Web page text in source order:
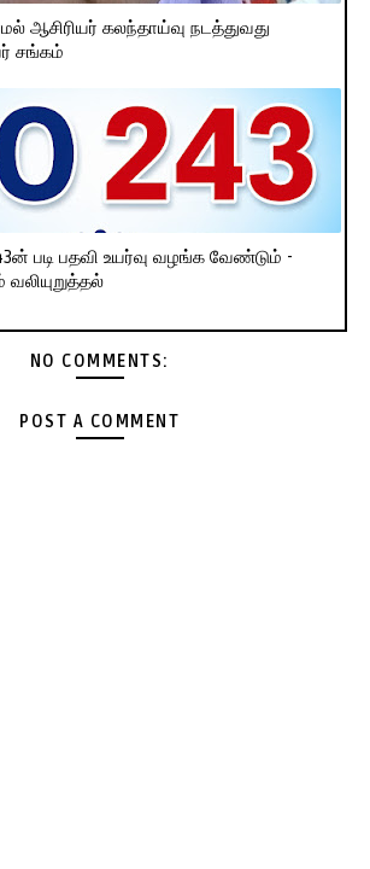
ஆசிரியர் கலந்தாய்வு நடத்துவது
சங்கம்
படி பதவி உயர்வு வழங்க வேண்டும் -
NO COMMENTS:
POST A COMMENT